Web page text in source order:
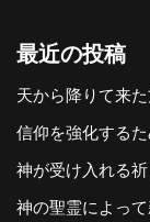
最近の投稿
天から降りて来
信仰を強化する
神が受け入れる
神の聖霊によっ